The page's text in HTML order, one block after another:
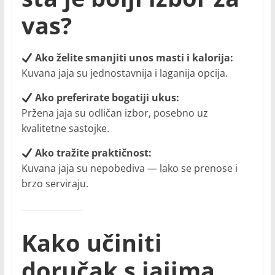
vas?
Ako želite smanjiti unos masti i kalorija:
Kuvana jaja su jednostavnija i laganija opcija.
Ako preferirate bogatiji ukus:
Pržena jaja su odličan izbor, posebno uz
kvalitetne sastojke.
Ako tražite praktičnost:
Kuvana jaja su nepobediva — lako se prenose i
brzo serviraju.
Kako učiniti